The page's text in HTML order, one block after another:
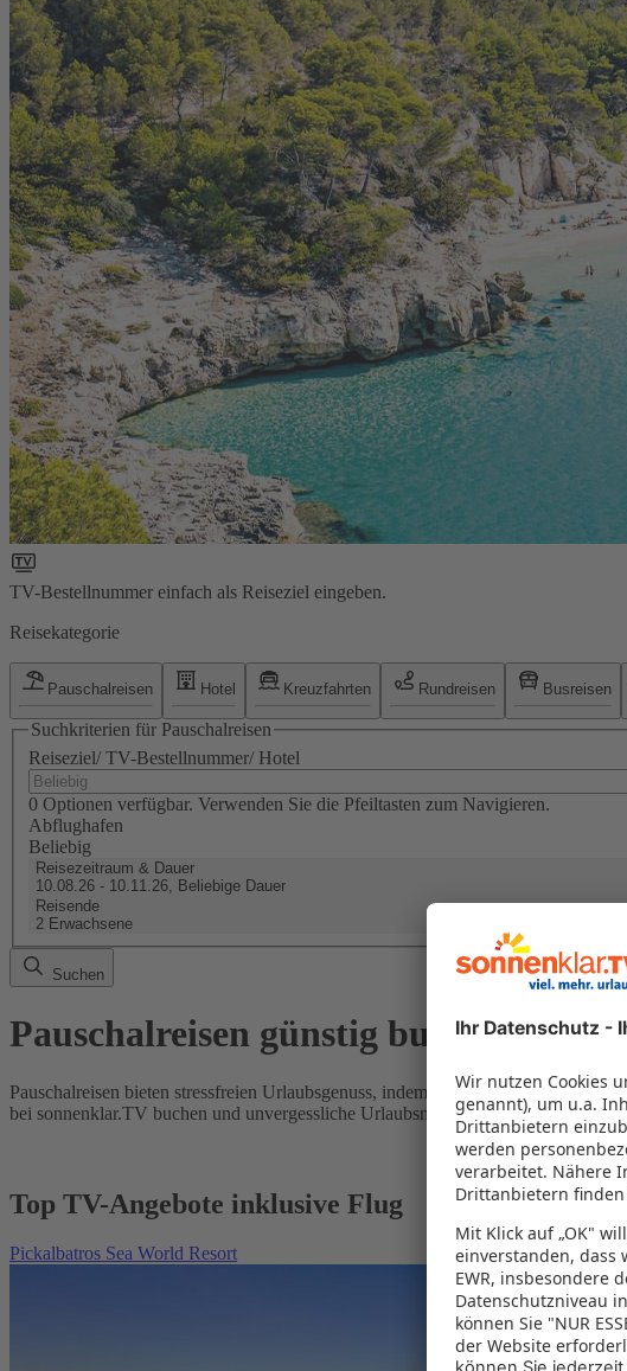
TV-Bestellnummer einfach als Reiseziel eingeben.
Reisekategorie
Pauschalreisen Hotel Kreuzfahrten Rundreisen Busreisen
Suchkriterien für Pauschalreisen
Reiseziel/ TV-Bestellnummer/ Hotel
0 Optionen verfügbar. Verwenden Sie die Pfeiltasten zum Navigieren.
Abflughafen
Beliebig
Reisezeitraum & Dauer
10.08.26 - 10.11.26, Beliebige Dauer
Reisende
2 Erwachsene
Suchen
Pauschalreisen günstig buchen
Pauschalreisen bieten stressfreien Urlaubsgenuss, indem Flug und Hotel in
bei sonnenklar.TV buchen und unvergessliche Urlaubsmomente erleben!
Top TV-Angebote inklusive Flug
Pickalbatros Sea World Resort